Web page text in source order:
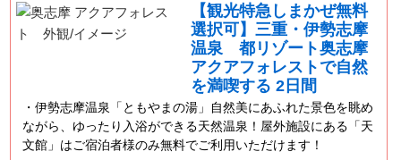
【観光特急しまかぜ無料
選択可】三重・伊勢志摩
温泉 都リゾート奥志摩
アクアフォレストで自然
を満喫する 2日間
伊勢志摩温泉「ともやまの湯」自然美にあふれた景色を眺め
ながら、ゆったり入浴ができる天然温泉！屋外施設にある「天
文館」はご宿泊者様のみ無料でご利用いただけます！